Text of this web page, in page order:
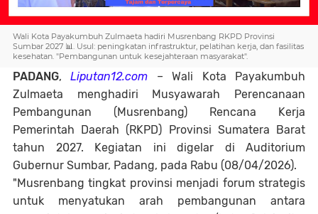
Wali Kota Payakumbuh Zulmaeta hadiri Musrenbang RKPD Provinsi
Sumbar 2027 📊. Usul: peningkatan infrastruktur, pelatihan kerja, dan fasilitas
kesehatan. "Pembangunan untuk kesejahteraan masyarakat".
PADANG,Liputan12.com – Wali Kota Payakumbuh
Zulmaeta menghadiri Musyawarah Perencanaan
Pembangunan (Musrenbang) Rencana Kerja
Pemerintah Daerah (RKPD) Provinsi Sumatera Barat
tahun 2027. Kegiatan ini digelar di Auditorium
Gubernur Sumbar, Padang, pada Rabu (08/04/2026).
"Musrenbang tingkat provinsi menjadi forum strategis
untuk menyatukan arah pembangunan antara